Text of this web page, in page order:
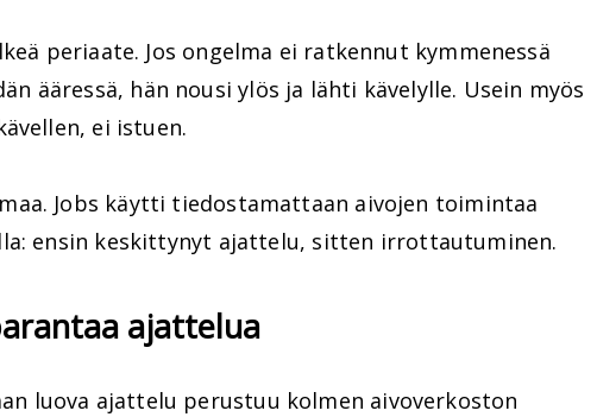
periaate. Jos ongelma ei ratkennut kymmenessä
ääressä, hän nousi ylös ja lähti kävelylle. Usein myös
ei istuen.
Jobs käytti tiedostamattaan aivojen toimintaa
ensin keskittynyt ajattelu, sitten irrottautuminen.
ajattelua
luova ajattelu perustuu kolmen aivoverkoston